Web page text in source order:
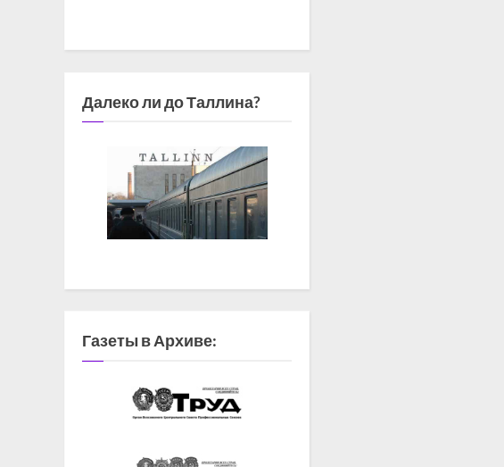
Далеко ли до Таллина?
Газеты в Архиве: